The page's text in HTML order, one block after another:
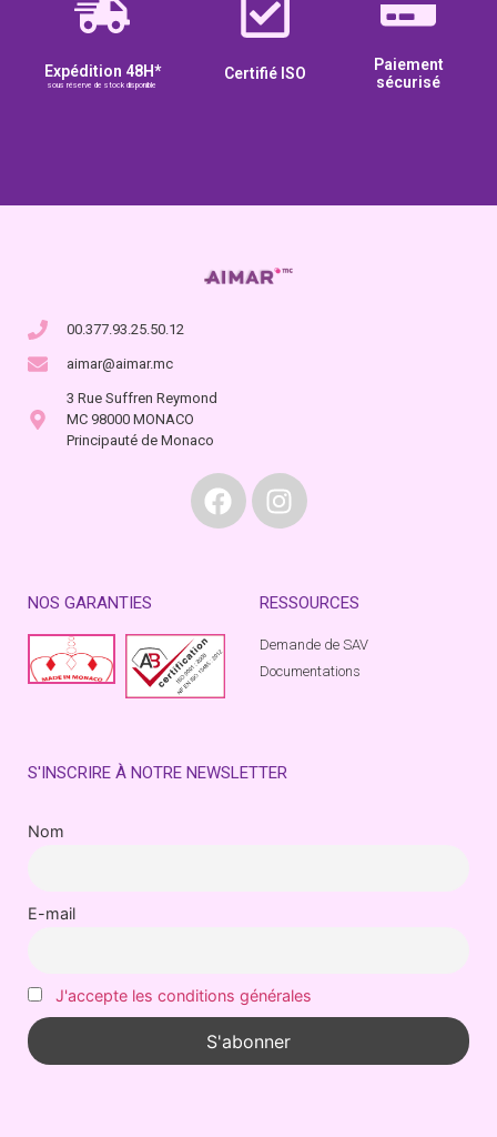
Expédition 48H*
sous réserve de stock disponible
Certifié ISO
Paiement
sécurisé
00.377.93.25.50.12
aimar@aimar.mc
3 Rue Suffren Reymond
MC 98000 MONACO
Principauté de Monaco
NOS GARANTIES RESSOURCES
Demande de SAV
Documentations
S'INSCRIRE À NOTRE NEWSLETTER
Nom
E-mail
J'accepte les conditions générales